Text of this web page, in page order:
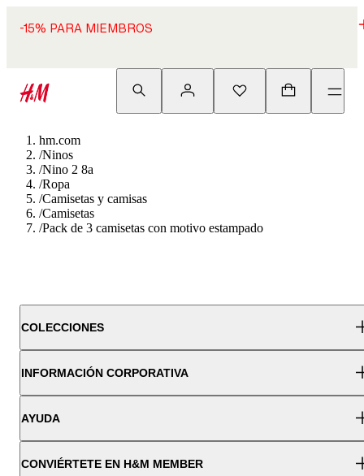
-15% PARA MIEMBROS
hm.com
/Ninos
/Nino 2 8a
/Ropa
/Camisetas y camisas
/Camisetas
/Pack de 3 camisetas con motivo estampado
COLECCIONES
INFORMACIÓN CORPORATIVA
AYUDA
CONVIÉRTETE EN H&M MEMBER